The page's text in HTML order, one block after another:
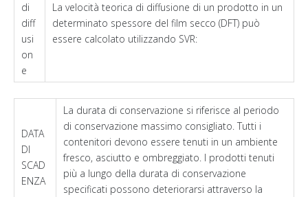
di
diff
usi
on
e
La velocità teorica di diffusione di un prodotto in un
determinato spessore del film secco (DFT) può
essere calcolato utilizzando SVR:
DATA
DI
SCAD
ENZA
La durata di conservazione si riferisce al periodo
di conservazione massimo consigliato. Tutti i
contenitori devono essere tenuti in un ambiente
fresco, asciutto e ombreggiato. I prodotti tenuti
più a lungo della durata di conservazione
specificati possono deteriorarsi attraverso la